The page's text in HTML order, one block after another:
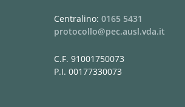
Centralino: 0165 5431
protocollo@pec.ausl.vda.it
C.F. 91001750073
P.I. 00177330073